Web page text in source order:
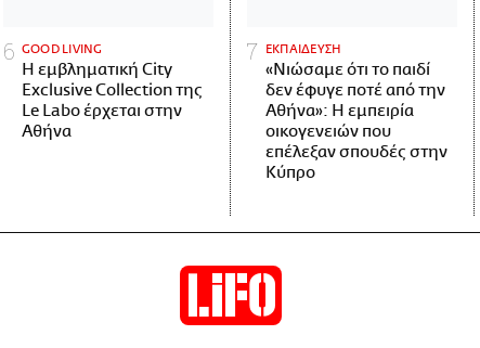
GOOD LIVING
Η εμβληματική City
Exclusive Collection της
Le Labo έρχεται στην
Αθήνα
ΕΚΠΑΙΔΕΥΣΗ
«Νιώσαμε ότι το παιδί
δεν έφυγε ποτέ από την
Αθήνα»: Η εμπειρία
οικογενειών που
επέλεξαν σπουδές στην
Κύπρο